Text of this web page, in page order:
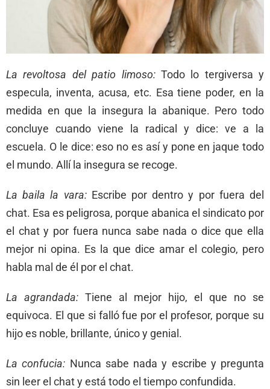
La revoltosa del patio limoso: Todo lo tergiversa y
especula, inventa, acusa, etc. Esa tiene poder, en la
medida en que la insegura la abanique. Pero todo
concluye cuando viene la radical y dice: ve a la
escuela. O le dice: eso no es así y pone en jaque todo
el mundo. Allí la insegura se recoge.
La baila la vara: Escribe por dentro y por fuera del
chat. Esa es peligrosa, porque abanica el sindicato por
el chat y por fuera nunca sabe nada o dice que ella
mejor ni opina. Es la que dice amar el colegio, pero
habla mal de él por el chat.
La agrandada: Tiene al mejor hijo, el que no se
equivoca. El que si falló fue por el profesor, porque su
hijo es noble, brillante, único y genial.
La confucia: Nunca sabe nada y escribe y pregunta
sin leer el chat y está todo el tiempo confundida.